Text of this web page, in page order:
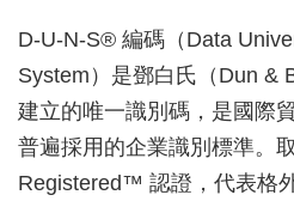
D-U-N-S® 編碼（Data
System）是鄧白氏（Dun &
建立的唯一識別碼，是國際
普遍採用的企業識別標準。
Registered™ 認證，代表格